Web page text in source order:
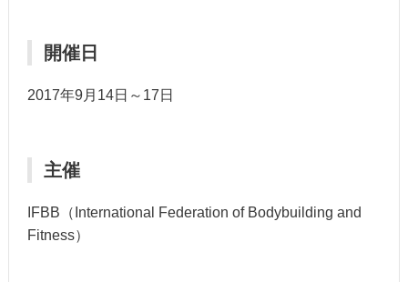
開催日
2017年9月14日～17日
主催
IFBB（International Federation of Bodybuilding and
Fitness）